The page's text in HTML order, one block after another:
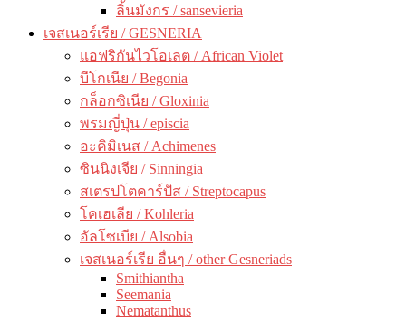
ลิ้นมังกร / sansevieria
เจสเนอร์เรีย / GESNERIA
แอฟริกันไวโอเลต / African Violet
บีโกเนีย / Begonia
กล็อกซิเนีย / Gloxinia
พรมญี่ปุ่น / episcia
อะคิมิเนส / Achimenes
ซินนิงเจีย / Sinningia
สเตรปโตคาร์ปัส / Streptocapus
โคเฮเลีย / Kohleria
อัลโซเบีย / Alsobia
เจสเนอร์เรีย อื่นๆ / other Gesneriads
Smithiantha
Seemania
Nematanthus